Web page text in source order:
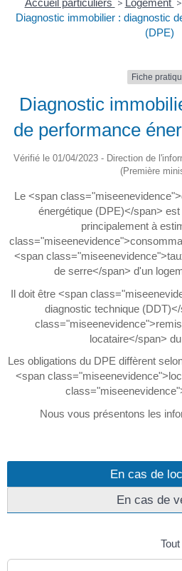
Accueil particuliers > Logement >
Diagnostic immobilier : diagnostic
(DPE)
Fiche
Diagnostic
de performance
Vérifié le 01/04/2023 - Direction de
(Première
Le <span
énergétique (DPE)</span>
principalement à
<span
de serre</span> d'un
Il doit être <span
diagnostic technique
locataire</span>
Les obligations du DPE diffèrent
<span
Nous vous présentons les
En cas de
En cas de